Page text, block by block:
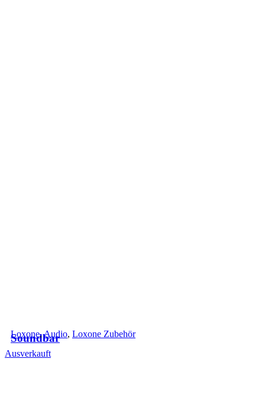
Soundbar
Loxone,Audio, Loxone Zubehör
Ausverkauft